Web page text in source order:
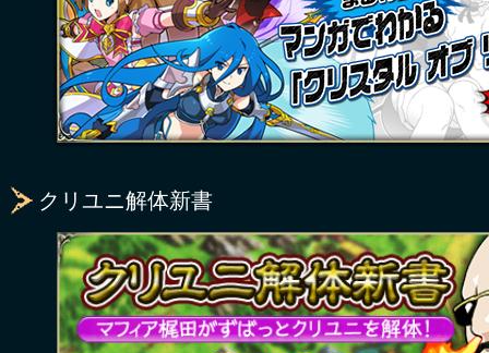
クリユニ解体新書